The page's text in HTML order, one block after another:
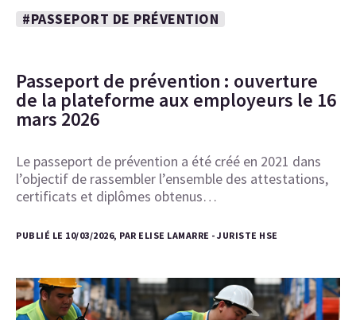
#PASSEPORT DE PRÉVENTION
Passeport de prévention : ouverture
de la plateforme aux employeurs le 16
mars 2026
Le passeport de prévention a été créé en 2021 dans
l’objectif de rassembler l’ensemble des attestations,
certificats et diplômes obtenus…
PUBLIÉ LE 10/03/2026, PAR ELISE LAMARRE - JURISTE HSE